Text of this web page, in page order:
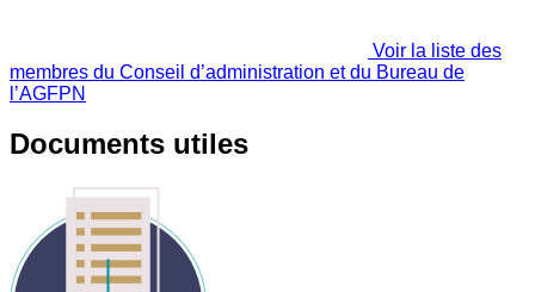
Voir la liste des
membres du Conseil d’administration et du Bureau de
l’AGFPN
Documents utiles